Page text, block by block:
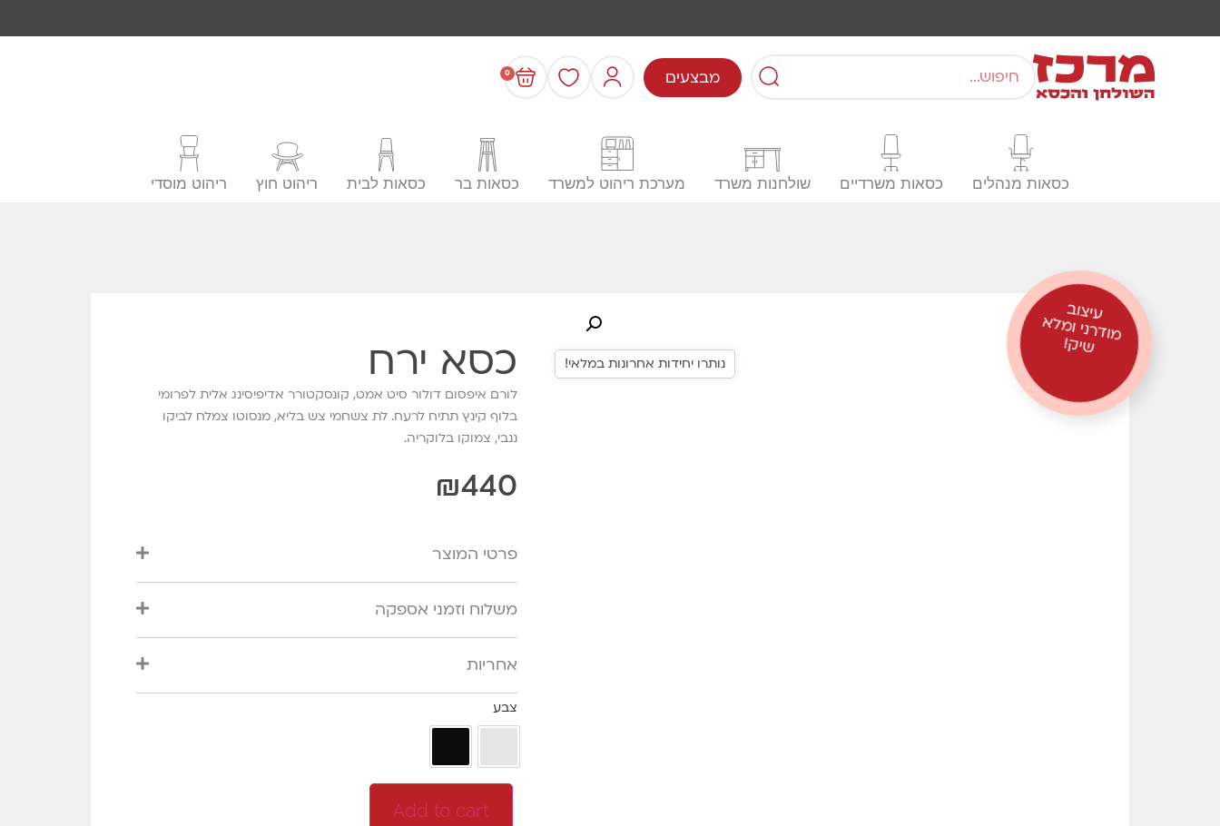
מבצעים 0
כסאות מנהלים כסאות משרדיים שולחנות משרד מערכת ריהוט למשרד כסאות בר כסאות לבית ריהוט חוץ ריהוט מוסדי
עיצוב
מודרני ו
מלא
שי
ק!
נותרו יחידות אחרונות במלאי! כסא ירח
לורם איפסום דולור סיט אמט, קונסקטורר אדיפיסינג אלית לפרומי
בלוף קינץ תתיח לרעח. לת צשחמי צש בליא, מנסוטו צמלח לביקו
ננבי, צמוקו בלוקריה.
₪440
פרטי המוצר
משלוח וזמני אספקה
אחריות
צבע
Add to cart